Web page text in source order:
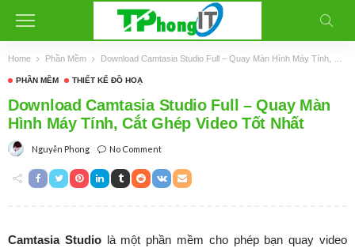
Home Phần Mềm Download Camtasia Studio Full – Quay Màn Hình Máy Tính, Cắt Ghép Video Tốt Nhất
PHẦN MỀM THIẾT KẾ ĐỒ HOẠ
Download Camtasia Studio Full – Quay Màn
Hình Máy Tính, Cắt Ghép Video Tốt Nhất
Nguyễn Phong No Comment
Camtasia Studiolà một phần mềm cho phép bạn quay video